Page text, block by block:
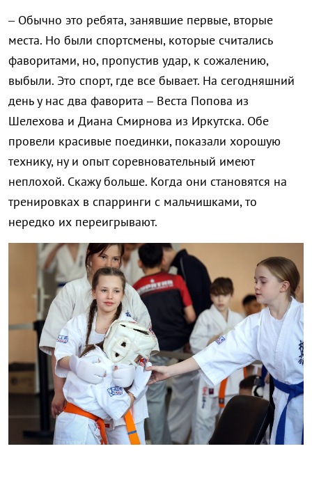
– Обычно это ребята, занявшие первые, вторые
места. Но были спортсмены, которые считались
фаворитами, но, пропустив удар, к сожалению,
выбыли. Это спорт, где все бывает. На сегодняшний
день у нас два фаворита – Веста Попова из
Шелехова и Диана Смирнова из Иркутска. Обе
провели красивые поединки, показали хорошую
технику, ну и опыт соревновательный имеют
неплохой. Скажу больше. Когда они становятся на
тренировках в спарринги с мальчишками, то
нередко их переигрывают.